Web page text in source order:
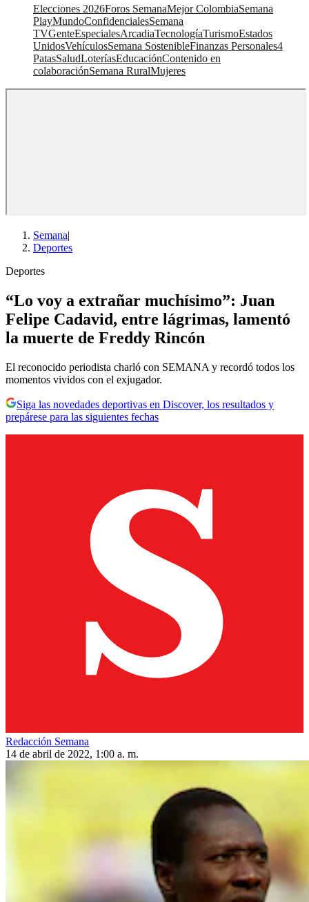
Elecciones 2026Foros SemanaMejor ColombiaSemana
PlayMundoConfidencialesSemana
TVGenteEspecialesArcadiaTecnologíaTurismoEstados
UnidosVehículosSemana SostenibleFinanzas Personales4
PatasSaludLoteríasEducaciónContenido en
colaboraciónSemana RuralMujeres
Semana|
Deportes
Deportes
“Lo voy a extrañar muchísimo”: Juan
Felipe Cadavid, entre lágrimas, lamentó
la muerte de Freddy Rincón
El reconocido periodista charló con SEMANA y recordó todos los
momentos vividos con el exjugador.
Siga las novedades deportivas en Discover, los resultados y
prepárese para las siguientes fechas
Redacción Semana
14 de abril de 2022, 1:00 a. m.